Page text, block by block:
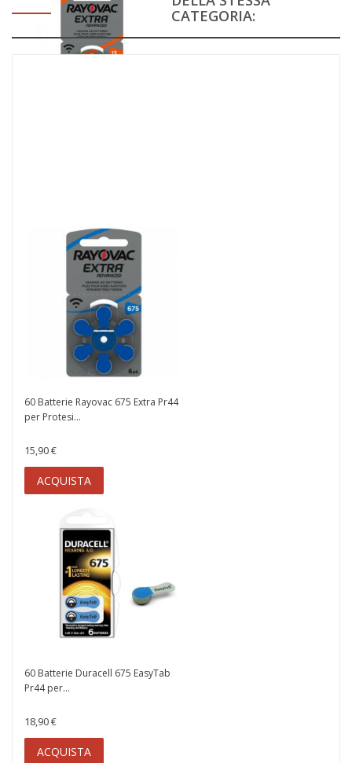
CATEGORIA:
60 Batterie Rayovac 675 Extra Pr44
per Protesi...
15,90 €
ACQUISTA
60 Batterie Duracell 675 EasyTab
Pr44 per...
18,90 €
ACQUISTA